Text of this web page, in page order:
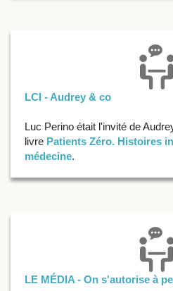
LCI - Audrey & co
Luc Perino était l'invité de
livre Patients Zéro. Histoires
médecine.
LE MÉDIA - On s'autorise à